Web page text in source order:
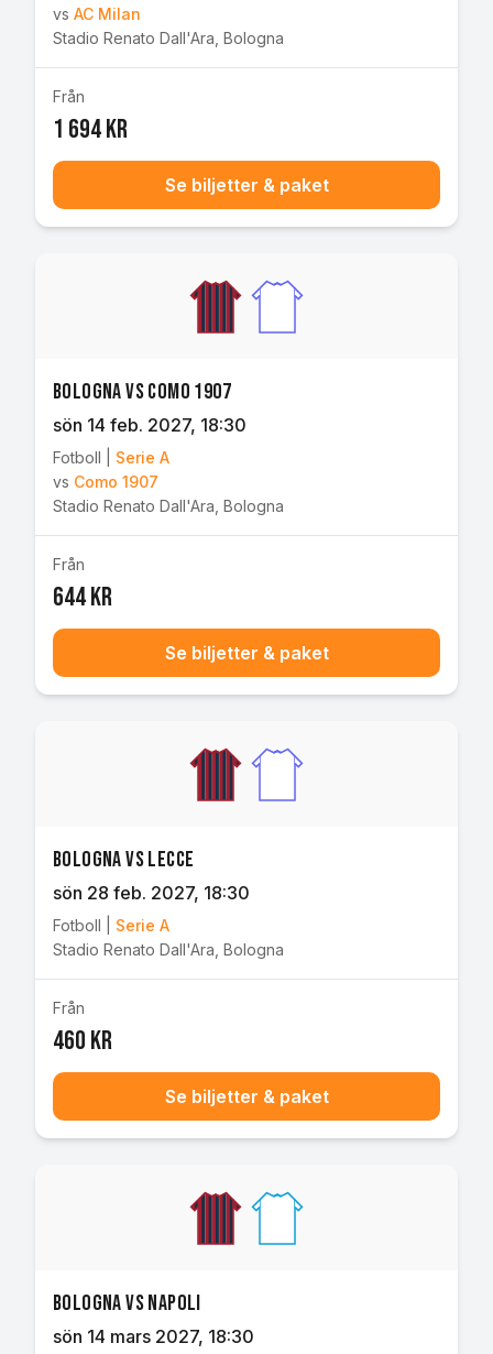
vs AC Milan
Stadio Renato Dall'Ara Bologna
Från
1 694 kr
Se biljetter & paket
Bologna vs Como 1907
sön 14 feb. 2027, 18:30
Fotboll
Serie A
vs Como 1907
Stadio Renato Dall'Ara Bologna
Från
644 kr
Se biljetter & paket
Bologna vs Lecce
sön 28 feb. 2027, 18:30
Fotboll
Serie A
Stadio Renato Dall'Ara Bologna
Från
460 kr
Se biljetter & paket
Bologna vs Napoli
sön 14 mars 2027, 18:30